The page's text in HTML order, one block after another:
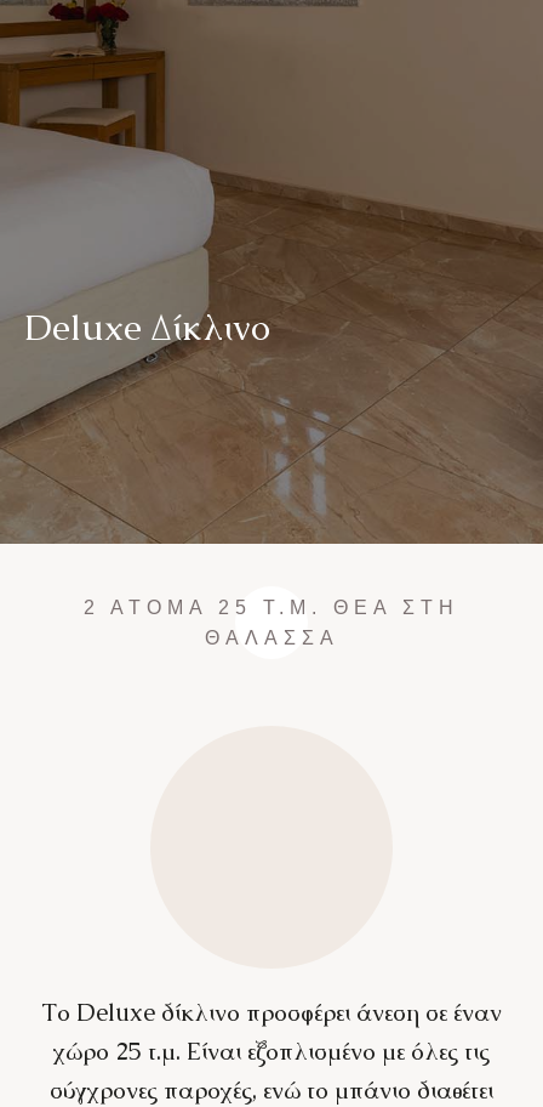
Deluxe Δίκλινο
2 ΆΤΟΜΑ 25 Τ.Μ. ΘΈΑ ΣΤΗ
ΘΆΛΑΣΣΑ
Το Deluxe δίκλινο προσφέρει άνεση σε έναν
χώρο 25 τ.μ. Είναι εξοπλισμένο με όλες τις
σύγχρονες παροχές, ενώ το μπάνιο διαθέτει